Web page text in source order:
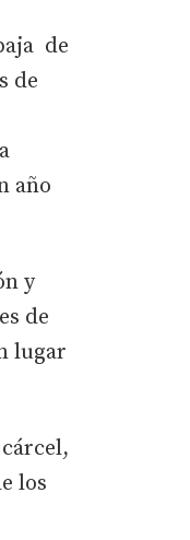
de
de
año
y
de
lugar
los